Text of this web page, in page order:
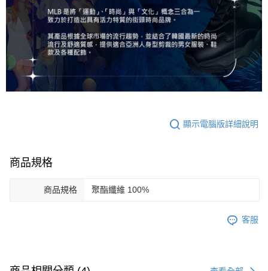
顯示電腦版詳細說明
商品規格
商品規格 聚酯纖維 100%
客服